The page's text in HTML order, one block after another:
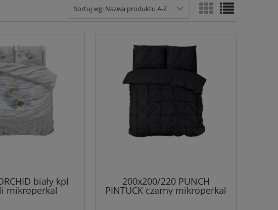
Sortuj wg: Nazwa produktu A-Z
biały kpl
mikroperkal
200x200/220 PUNCH
PINTUCK czarny mikroperkal
kpl pościeli